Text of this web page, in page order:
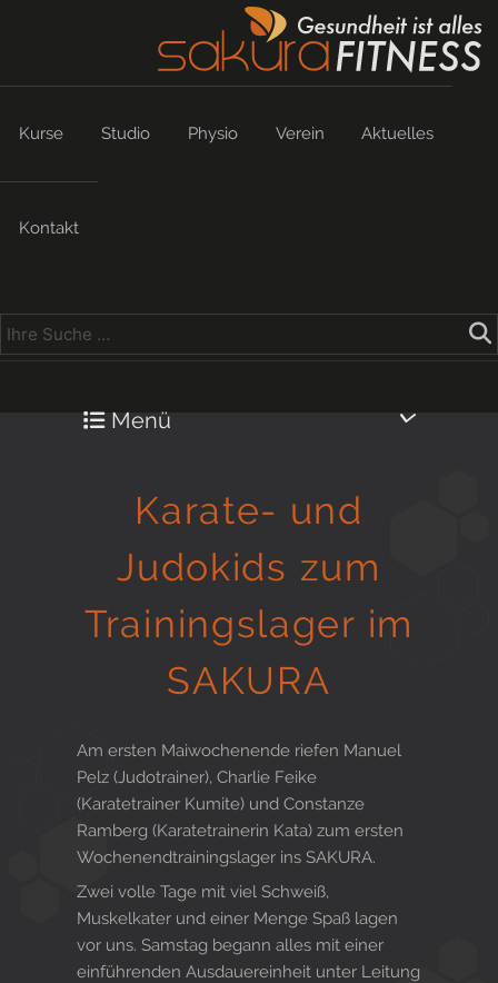
Kurse Studio Physio Verein Aktuelles
Kontakt
Menü
Gesund in Form
Sauna- und Freizeitcenter
Gesunde Ernährungsberatung
Karate- und
Judokids zum
Trainingslager im
SAKURA
Am ersten Maiwochenende riefen Manuel
Pelz (Judotrainer), Charlie Feike
(Karatetrainer Kumite) und Constanze
Ramberg (Karatetrainerin Kata) zum ersten
Wochenendtrainingslager ins SAKURA.
Zwei volle Tage mit viel Schweiß,
Muskelkater und einer Menge Spaß lagen
vor uns. Samstag begann alles mit einer
einführenden Ausdauereinheit unter Leitung